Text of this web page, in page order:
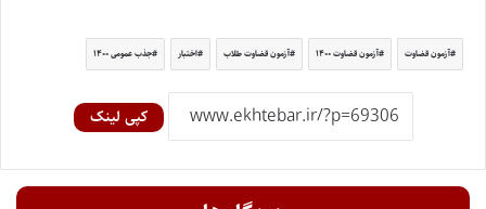
آزمون قضاوت آزمون قضاوت ۱۴۰۰ آزمون قضاوت طلاب اختبار جذب عمومی ۱۴۰۰
کپی لینک